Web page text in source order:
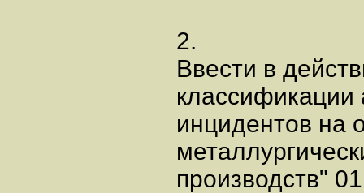
2.
Ввести в
классификации
инцидентов на
производств"